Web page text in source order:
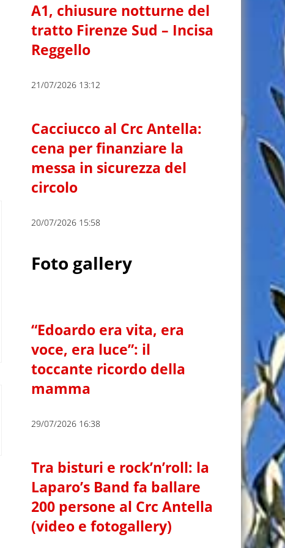
A1, chiusure notturne del
tratto Firenze Sud – Incisa
Reggello
21/07/2026 13:12
Cacciucco al Crc Antella:
cena per finanziare la
messa in sicurezza del
circolo
20/07/2026 15:58
Foto gallery
“Edoardo era vita, era
voce, era luce”: il
toccante ricordo della
mamma
29/07/2026 16:38
Tra bisturi e rock’n’roll: la
Laparo’s Band fa ballare
200 persone al Crc Antella
(video e fotogallery)